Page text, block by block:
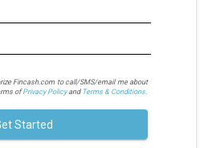
Fincash.com to call/SMS/email me about
ofPrivacy Policyand Terms & Conditions.
Started